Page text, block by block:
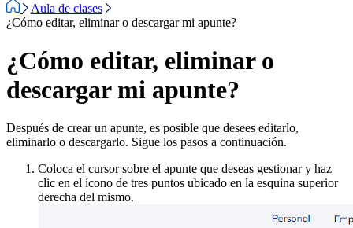
Aula de clases
¿Cómo editar, eliminar o descargar mi apunte?
¿Cómo editar, eliminar o
descargar mi apunte?
Después de crear un apunte, es posible que desees editarlo,
eliminarlo o descargarlo. Sigue los pasos a continuación.
Coloca el cursor sobre el apunte que deseas gestionar y haz
clic en el ícono de tres puntos ubicado en la esquina superior
derecha del mismo.